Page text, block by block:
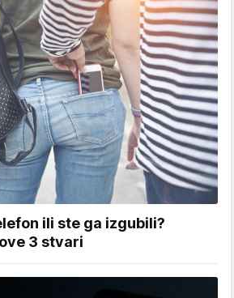
ili ste ga izgubili?
3 stvari